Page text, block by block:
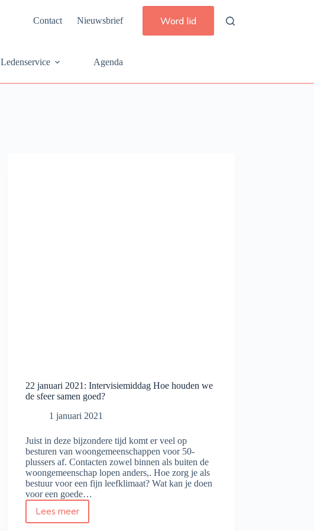
Contact Nieuwsbrief Word lid
Ledenservice Agenda
22 januari 2021: Intervisiemiddag Hoe houden we
de sfeer samen goed?
1 januari 2021
Juist in deze bijzondere tijd komt er veel op
besturen van woongemeenschappen voor 50-
plussers af. Contacten zowel binnen als buiten de
woongemeenschap lopen anders,. Hoe zorg je als
bestuur voor een fijn leefklimaat? Wat kan je doen
voor een goede…
Lees meer
22